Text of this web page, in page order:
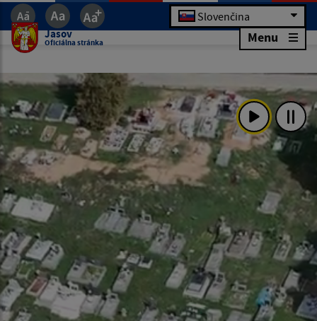
Slovenčina
Jasov
Oficiálna stránka Menu